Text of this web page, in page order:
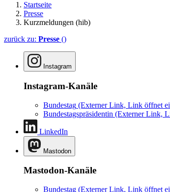
Startseite
Presse
Kurzmeldungen (hib)
zurück zu: Presse ()
Instagram
Instagram-Kanäle
Bundestag (Externer Link, Link öffnet
Bundestagspräsidentin (Externer Link,
LinkedIn
Mastodon
Mastodon-Kanäle
Bundestag (Externer Link, Link öffnet